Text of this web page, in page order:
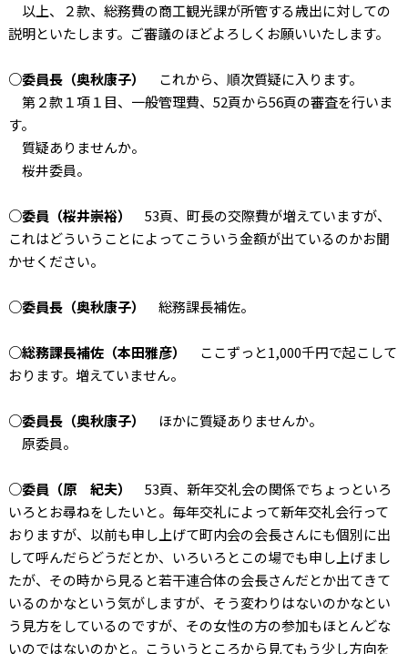
以上、２款、総務費の商工観光課が所管する歳出に対しての
説明といたします。ご審議のほどよろしくお願いいたします。
○委員長（奥秋康子）
これから、順次質疑に入ります。
第２款１項１目、一般管理費、52頁から56頁の審査を行いま
す。
質疑ありませんか。
桜井委員。
○委員（桜井崇裕）
53頁、町長の交際費が増えていますが、
これはどういうことによってこういう金額が出ているのかお聞
かせください。
○委員長（奥秋康子） 総務課長補佐。
○総務課長補佐（本田雅彦）
ここずっと1,000千円で起こして
おります。増えていません。
○委員長（奥秋康子）
ほかに質疑ありませんか。
原委員。
○委員（原 紀夫）
53頁、新年交礼会の関係でちょっといろ
いろとお尋ねをしたいと。毎年交礼によって新年交礼会行って
おりますが、以前も申し上げて町内会の会長さんにも個別に出
して呼んだらどうだとか、いろいろとこの場でも申し上げまし
たが、その時から見ると若干連合体の会長さんだとか出てきて
いるのかなという気がしますが、そう変わりはないのかなとい
う見方をしているのですが、その女性の方の参加もほとんどな
いのではないのかと。こういうところから見てもう少し方向を